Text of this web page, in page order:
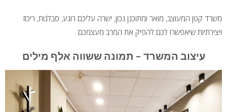
משרד קטן המעוצב, מואר ומתוכנן נכון, ישרה עליכם רוגע, סבלנות, ריכוז
ויצירתיות שיאפשרו לכם להפיק את המרב מעצמכם.
עיצוב המשרד – תמונה ששווה אלף מילים